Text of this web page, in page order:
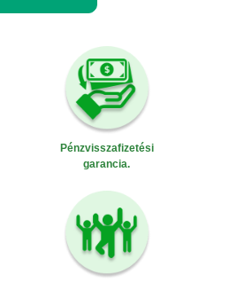
Pénzvisszafizetési
garancia.